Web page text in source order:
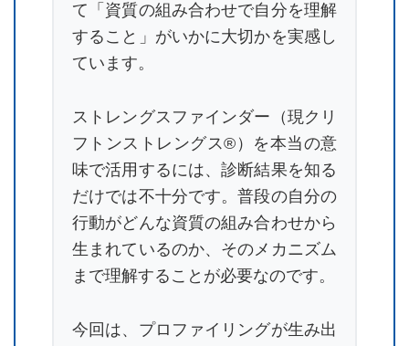
て「資質の組み合わせで自分を理解
すること」がいかに大切かを実感し
ています。
ストレングスファインダー（現クリ
フトンストレングス®）を本当の意
味で活用するには、診断結果を知る
だけでは不十分です。普段の自分の
行動がどんな資質の組み合わせから
生まれているのか、そのメカニズム
まで理解することが必要なのです。
今回は、プロファイリングが生み出